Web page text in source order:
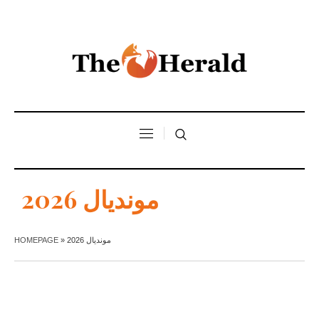
مونديال 2026
HOMEPAGE » مونديال 2026